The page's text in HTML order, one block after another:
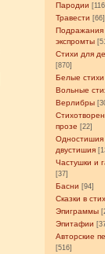
Пародии
Травести [66]
Подражания
экспромты
Стихи для
[870]
Белые стихи
Вольные
Верлибры
прозе [22]
Одностишия
двустишия
Частушки и
[37]
Басни [94]
Сказки в
Эпиграммы
Эпитафии
Авторские
[516]